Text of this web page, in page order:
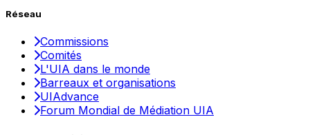
Réseau
Commissions
Comités
L'UIA dans le monde
Barreaux et organisations
UIAdvance
Forum Mondial de Médiation UIA